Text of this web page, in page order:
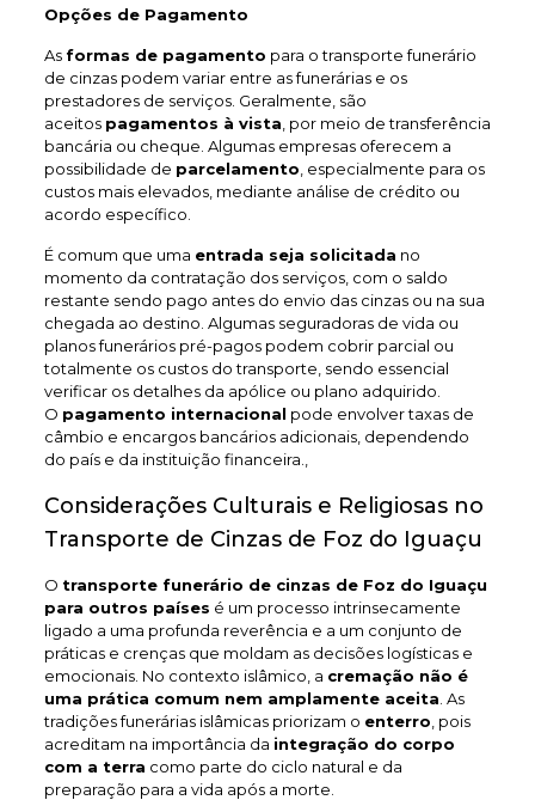
Opções de Pagamento
As formas de pagamento para o transporte funerário
de cinzas podem variar entre as funerárias e os
prestadores de serviços. Geralmente, são
aceitos pagamentos à vista , por meio de transferência
bancária ou cheque. Algumas empresas oferecem a
possibilidade de parcelamento , especialmente para os
custos mais elevados, mediante análise de crédito ou
acordo específico.
É comum que uma entrada seja solicitada no
momento da contratação dos serviços, com o saldo
restante sendo pago antes do envio das cinzas ou na sua
chegada ao destino. Algumas seguradoras de vida ou
planos funerários pré-pagos podem cobrir parcial ou
totalmente os custos do transporte, sendo essencial
verificar os detalhes da apólice ou plano adquirido.
O pagamento internacional pode envolver taxas de
câmbio e encargos bancários adicionais, dependendo
do país e da instituição financeira.,
Considerações Culturais e Religiosas no
Transporte de Cinzas de Foz do Iguaçu
O transporte funerário de cinzas de Foz do Iguaçu
para outros países é um processo intrinsecamente
ligado a uma profunda reverência e a um conjunto de
práticas e crenças que moldam as decisões logísticas e
emocionais. No contexto islâmico, a cremação não é
uma prática comum nem amplamente aceita . As
tradições funerárias islâmicas priorizam o enterro , pois
acreditam na importância da integração do corpo
com a terra como parte do ciclo natural e da
preparação para a vida após a morte.